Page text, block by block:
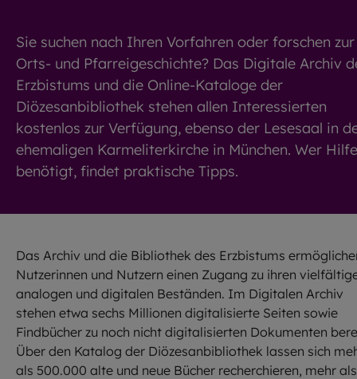
Sie suchen nach Ihren Vorfahren oder forschen zur
Orts- und Pfarreigeschichte? Das Digitale Archiv
Erzbistums und die Online-Kataloge der
Diözesanbibliothek stehen allen Interessierten
kostenlos zur Verfügung, ebenso der Lesesaal in
ehemaligen Karmeliterkirche in München. Wer Hilfe
benötigt, findet praktische Tipps.
Das Archiv und die Bibliothek des Erzbistums
Nutzerinnen und Nutzern einen Zugang zu ihren
analogen und digitalen Beständen. Im Digitalen Archiv
stehen etwa sechs Millionen digitalisierte Seiten sowie
Findbücher zu noch nicht digitalisierten Dokumenten
Über den Katalog der Diözesanbibliothek lassen sich
als 500.000 alte und neue Bücher recherchieren, mehr als